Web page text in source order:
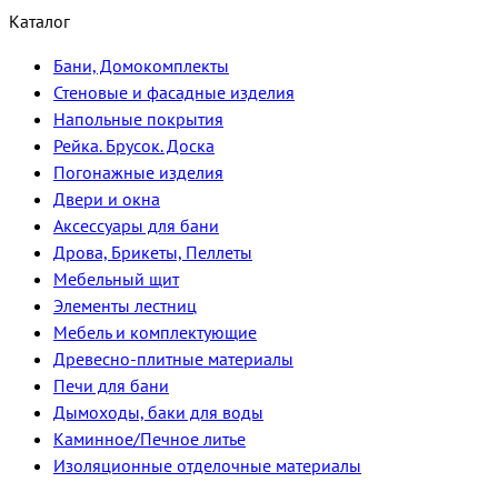
Каталог
Бани, Домокомплекты
Стеновые и фасадные изделия
Напольные покрытия
Рейка. Брусок. Доска
Погонажные изделия
Двери и окна
Аксессуары для бани
Дрова, Брикеты, Пеллеты
Мебельный щит
Элементы лестниц
Мебель и комплектующие
Древесно-плитные материалы
Печи для бани
Дымоходы, баки для воды
Каминное/Печное литье
Изоляционные отделочные материалы